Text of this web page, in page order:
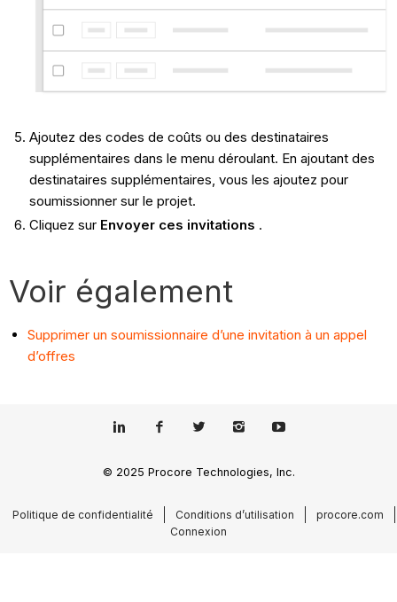
Ajoutez des codes de coûts ou des destinataires
supplémentaires dans le menu déroulant. En ajoutant des
destinataires supplémentaires, vous les ajoutez pour
soumissionner sur le projet.
Cliquez sur Envoyer ces invitations .
Voir également
Supprimer un soumissionnaire d’une invitation à un appel
d’offres
© 2025 Procore Technologies, Inc.
Politique de confidentialité Conditions d’utilisation
procore.com
Connexion